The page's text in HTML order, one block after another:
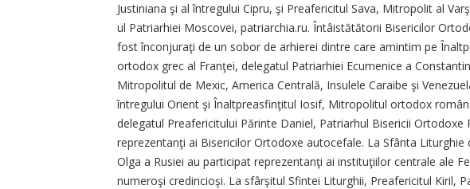
Justiniana şi al întregului Cipru, şi Preafericitul Sava, Mitropolit al
ul Patriarhiei Moscovei, patriarchia.ru. Întâistătătorii Bisericilor
fost înconjuraţi de un sobor de arhierei dintre care amintim pe
ortodox grec al Franţei, delegatul Patriarhiei Ecumenice a
Mitropolitul de Mexic, America Centrală, Insulele Caraibe şi
întregului Orient şi Înaltpreasfinţitul Iosif, Mitropolitul ortodox
delegatul Preafericitului Părinte Daniel, Patriarhul Bisericii Ortodoxe
reprezentanţi ai Bisericilor Ortodoxe autocefale. La Sfânta Liturghie
Olga a Rusiei au participat reprezentanţi ai instituţiilor centrale ale
numeroşi credincioşi. La sfârşitul Sfintei Liturghii, Preafericitul Kiril,